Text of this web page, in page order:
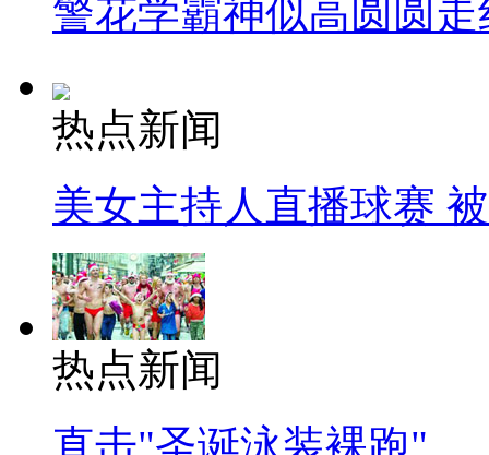
警花学霸神似高圆圆走
热点新闻
美女主持人直播球赛
热点新闻
直击"圣诞泳装裸跑"